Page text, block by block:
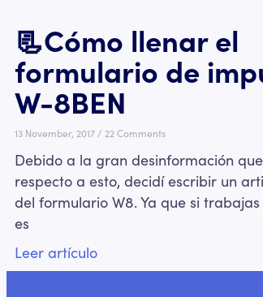
📃Cómo llenar el
formulario de
W-8BEN
13 November, 2017 22 Comments
Debido a la gran desinformación
respecto a esto, decidí escribir un
del formulario W8. Ya que si
es
Leer artículo